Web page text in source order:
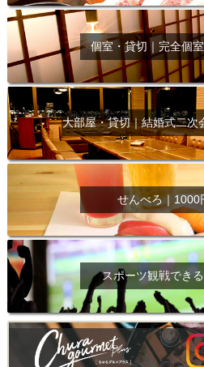
個室・貸切｜完全個
大部屋・貸切｜結婚式二次
せんべろ｜1000
スポーツ観戦でき